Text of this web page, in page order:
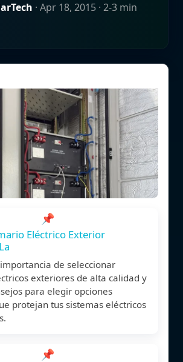
· Apr 18, 2015 · 2-3 min
📌
Eléctrico Exterior
de seleccionar
exteriores de alta calidad y
para elegir opciones
protejan tus sistemas eléctricos
📌